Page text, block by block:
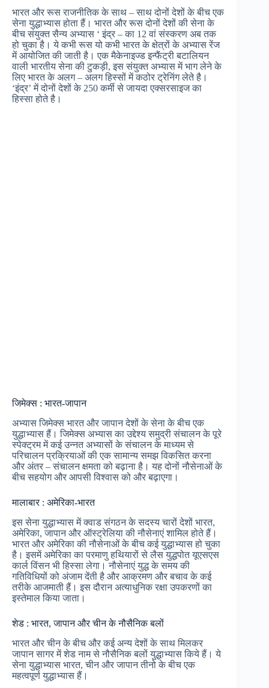
भारत और रूस राजनीतिक के साथ – साथ दोनों देशों के बीच एक
सेना युद्धाभ्यास होता हैं। भारत और रूस दोनों देशों की सेना के
बीच संयुक्त सैन्य अभ्यास ‘ इंद्र – का 12 वां संस्करण अब तक
हो चुका है। ये कभी रूस यो कभी भारत के क्षेत्रों के अभ्यास रेंज
में आयोजित की जाती है। एक मैकेनाइज्ड इन्फैंट्री बटालियन
वाली भारतीय सेना की टुकड़ी, इस संयुक्त अभ्यास में भाग लेने के
लिए भारत के अलग – अलग हिस्सों में कठोर ट्रेनिंग लेते है।
‘इंद्र’ में दोनों देशों के 250 कर्मी से जायदा एक्सरसाइज का
हिस्सा होते है।
जिमेक्स : भारत-जापान
अभ्यास जिमेक्स भारत और जापान देशों के सेना के बीच एक
युद्धाभ्यास हैं। जिमेक्स अभ्यास का उद्देश्य समुद्री संचालन के पूरे
स्पेक्ट्रम में कई उन्नत अभ्यासों के संचालन के माध्यम से
परिचालन प्रक्रियाओं की एक सामान्य समझ विकसित करना
और अंतर – संचालन क्षमता को बढ़ाना है। यह दोनों नौसेनाओं के
बीच सहयोग और आपसी विश्वास को और बढ़ाएगा।
मालाबार : अमेरिका-भारत
इस सेना युद्धाभ्यास में क्वाड संगठन के सदस्य चारों देशों भारत,
अमेरिका, जापान और ऑस्ट्रेलिया की नौसेनाएं शामिल होते हैं।
भारत और अमेरिका की नौसेनाओं के बीच कई युद्धाभ्यास हो चुका
है। इसमें अमेरिका का परमाणु हथियारों से लैस युद्धपोत यूएसएस
कार्ल विंसन भी हिस्सा लेगा। नौसेनाएं युद्ध के समय की
गतिविधियों को अंजाम देंती है और आक्रमण और बचाव के कई
तरीके आजमाती हैं। इस दौरान अत्याधुनिक रक्षा उपकरणों का
इस्तेमाल किया जाता।
शेड : भारत, जापान और चीन के नौसैनिक बलों
भारत और चीन के बीच और कई अन्य देशों के साथ मिलकर
जापान सागर में शेड नाम से नौसैनिक बलों युद्धाभ्यास किये हैं। ये
सेना युद्धाभ्यास भारत, चीन और जापान तीनो के बीच एक
महत्वपूर्ण युद्धाभ्यास हैं।